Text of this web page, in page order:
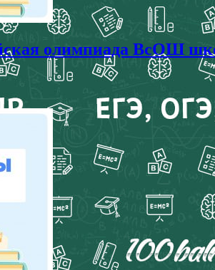
олимпиада